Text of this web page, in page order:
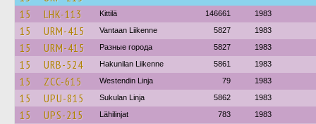
15 LHK-113 Kittilä 146661 1983
15 URM-415 Vantaan Liikenne 5827 1983
15 URM-415 Разные города 5827 1983
15 URB-524 Hakunilan Liikenne 5861 1983
15 ZCC-615 Westendin Linja 79 1983
15 UPU-815 Sukulan Linja 5862 1983
15 UPS-215 Lähilinjat 783 1983